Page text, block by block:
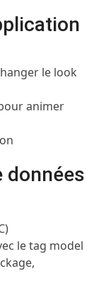
le look
animer
données
le tag model